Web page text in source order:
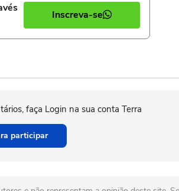
Inscreva-se
faça Login na sua conta Terra
participar